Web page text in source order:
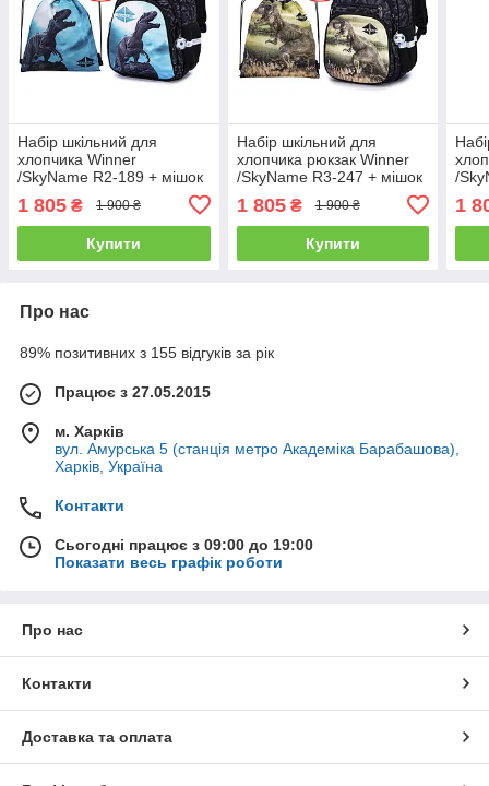
Набір шкільний для
хлопчика Winner
/SkyName R2-189 + мішок
пенал у подарунок)
1 805 ₴ 1 900 ₴
Купити
Набір шкільний для
хлопчика рюкзак Winner
/SkyName R3-247 + мішок
пенал у подарунок)
1 805₴ 1 900 ₴
Купити
/
1
Про нас
89% позитивних з 155 відгуків за рік
Працює з 27.05.2015
м. Харків
вул. Амурська 5 (станція метро Академіка Барабашова),
Харків, Україна
Контакти
Сьогодні працює з 09:00 до 19:00
Показати весь графік роботи
Про нас
Контакти
Доставка та оплата